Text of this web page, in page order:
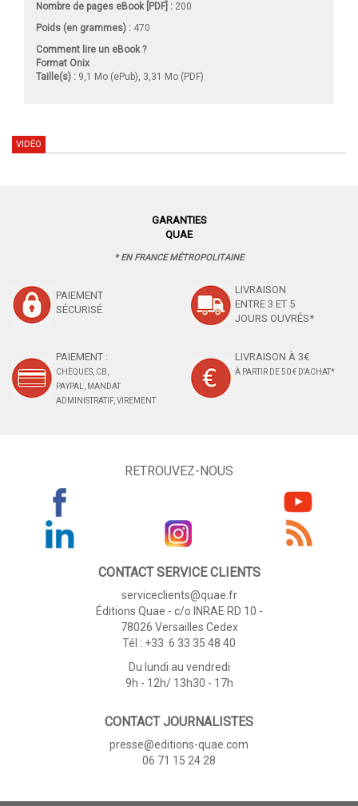
Nombre de pages eBook [PDF] : 200
Poids (en grammes) : 470
Comment lire un eBook ?
Format Onix
Taille(s) : 9,1 Mo (ePub), 3,31 Mo (PDF)
VIDÉO
GARANTIES
QUAE
* EN FRANCE MÉTROPOLITAINE
PAIEMENT
SÉCURISÉ
LIVRAISON
ENTRE 3 ET 5
JOURS OUVRÉS*
PAIEMENT :
CHÈQUES, CB,
PAYPAL, MANDAT
ADMINISTRATIF, VIREMENT
LIVRAISON À 3€
À PARTIR DE 50 € D'ACHAT*
RETROUVEZ-NOUS
CONTACT SERVICE CLIENTS
serviceclients@quae.fr
Éditions Quae - c/o INRAE RD 10 -
78026 Versailles Cedex
Tél : +33 6 33 35 48 40
Du lundi au vendredi
9h - 12h/ 13h30 - 17h
CONTACT JOURNALISTES
presse@editions-quae.com
06 71 15 24 28